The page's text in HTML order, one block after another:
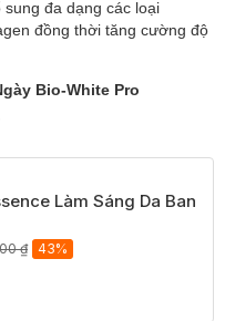
đa dạng các loại
đồng thời tăng cường độ
Bio-White Pro
Làm Sáng Da Ban
₫ 43%